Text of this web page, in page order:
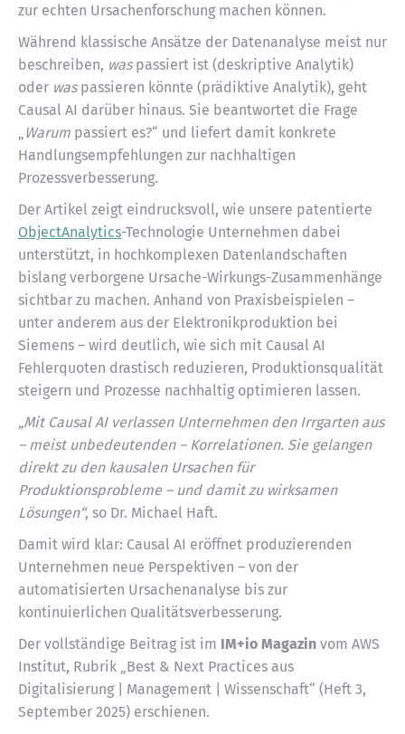
zur echten Ursachenforschung machen können.
Während klassische Ansätze der Datenanalyse meist nur
beschreiben, waspassiert ist (deskriptive Analytik)
oder waspassieren könnte (prädiktive Analytik), geht
Causal AI darüber hinaus. Sie beantwortet die Frage
„Warum passiert es?“ und liefert damit konkrete
Handlungsempfehlungen zur nachhaltigen
Prozessverbesserung.
Der Artikel zeigt eindrucksvoll, wie unsere patentierte
ObjectAnalytics-Technologie Unternehmen dabei
unterstützt, in hochkomplexen Datenlandschaften
bislang verborgene Ursache-Wirkungs-Zusammenhänge
sichtbar zu machen. Anhand von Praxisbeispielen –
unter anderem aus der Elektronikproduktion bei
Siemens – wird deutlich, wie sich mit Causal AI
Fehlerquoten drastisch reduzieren, Produktionsqualität
steigern und Prozesse nachhaltig optimieren lassen.
„Mit Causal AI verlassen Unternehmen den Irrgarten aus
– meist unbedeutenden – Korrelationen. Sie gelangen
direkt zu den kausalen Ursachen für
Produktionsprobleme – und damit zu wirksamen
Lösungen“, so Dr. Michael Haft.
Damit wird klar: Causal AI eröffnet produzierenden
Unternehmen neue Perspektiven – von der
automatisierten Ursachenanalyse bis zur
kontinuierlichen Qualitätsverbesserung.
Der vollständige Beitrag ist im IM+io Magazin vom AWS
Institut, Rubrik „Best & Next Practices aus
Digitalisierung | Management | Wissenschaft“ (Heft 3,
September 2025) erschienen.